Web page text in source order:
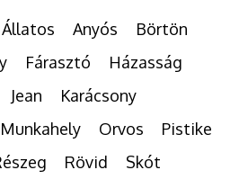
Állatos Anyós
Börtön
Fárasztó
Házasság
Jean
Karácsony
Munkahely Orvos
Pistike
Rövid
Skót